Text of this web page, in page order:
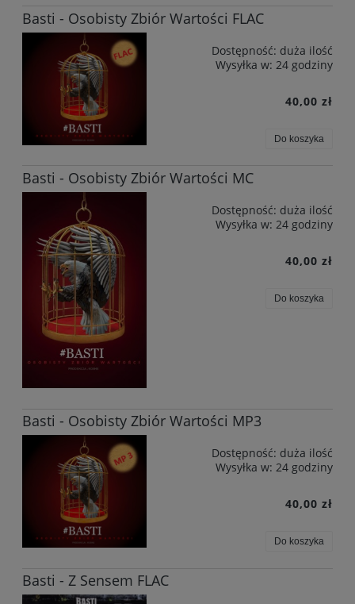
Basti - Osobisty Zbiór Wartości FLAC
Dostępność: duża ilość
Wysyłka w: 24 godziny
40,00 zł
Do koszyka
Basti - Osobisty Zbiór Wartości MC
Dostępność: duża ilość
Wysyłka w: 24 godziny
40,00 zł
Do koszyka
Basti - Osobisty Zbiór Wartości MP3
Dostępność: duża ilość
Wysyłka w: 24 godziny
40,00 zł
Do koszyka
Basti - Z Sensem FLAC